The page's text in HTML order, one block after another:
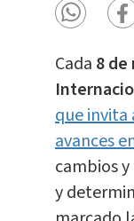
Cada 8
que invita
avances
cambios
y